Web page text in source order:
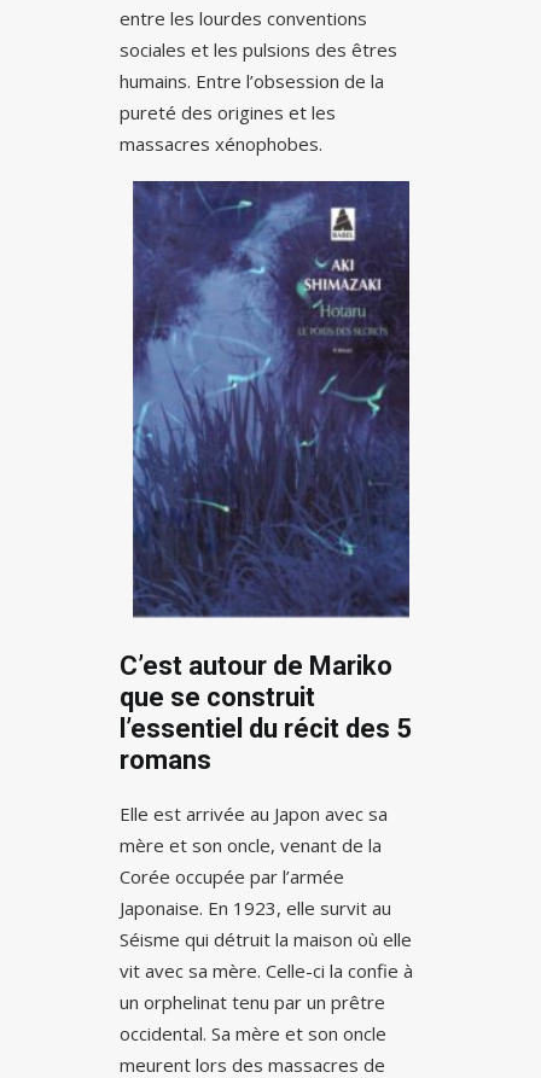
entre les lourdes conventions
sociales et les pulsions des êtres
humains. Entre l’obsession de la
pureté des origines et les
massacres xénophobes.
C’est autour de Mariko
que se construit
l’essentiel du récit des 5
romans
Elle est arrivée au Japon avec sa
mère et son oncle, venant de la
Corée occupée par l’armée
Japonaise. En 1923, elle survit au
Séisme qui détruit la maison où elle
vit avec sa mère. Celle-ci la confie à
un orphelinat tenu par un prêtre
occidental. Sa mère et son oncle
meurent lors des massacres de